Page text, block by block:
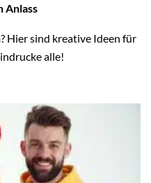
Anlass
Hier sind kreative Ideen für
alle!